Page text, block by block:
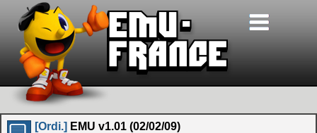
[Ordi.] EMU v1.01 (02/02/09)